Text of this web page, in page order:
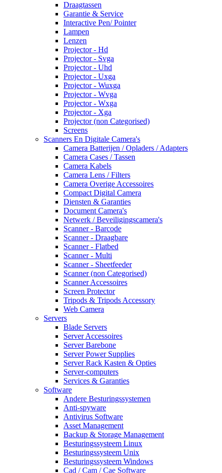
Draagtassen
Garantie & Service
Interactive Pen/ Pointer
Lampen
Lenzen
Projector - Hd
Projector - Svga
Projector - Uhd
Projector - Uxga
Projector - Wuxga
Projector - Wvga
Projector - Wxga
Projector - Xga
Projector (non Categorised)
Screens
Scanners En Digitale Camera's
Camera Batterijen / Opladers / Adapters
Camera Cases / Tassen
Camera Kabels
Camera Lens / Filters
Camera Overige Accessoires
Compact Digital Camera
Diensten & Garanties
Document Camera's
Netwerk / Beveiligingscamera's
Scanner - Barcode
Scanner - Draagbare
Scanner - Flatbed
Scanner - Multi
Scanner - Sheetfeeder
Scanner (non Categorised)
Scanner Accessoires
Screen Protector
Tripods & Tripods Accessory
Web Camera
Servers
Blade Servers
Server Accessoires
Server Barebone
Server Power Supplies
Server Rack Kasten & Opties
Server-computers
Services & Garanties
Software
Andere Besturingssystemen
Anti-spyware
Antivirus Software
Asset Management
Backup & Storage Management
Besturingssysteem Linux
Besturingssysteem Unix
Besturingssysteem Windows
Cad / Cam / Cae Software